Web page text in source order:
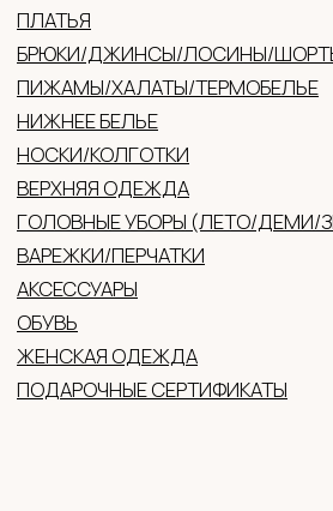
ПОДАРОЧНЫЕ СЕРТИФИКАТЫ
ЖЕНСКАЯ ОДЕЖДА
ОБУВЬ
ВАРЕЖКИ/ПЕРЧАТКИ
ГОЛОВНЫЕ УБОРЫ (ЛЕТО/ДЕМИ/ЗИМА)
ВЕРХНЯЯ ОДЕЖДА
НОСКИ/КОЛГОТКИ